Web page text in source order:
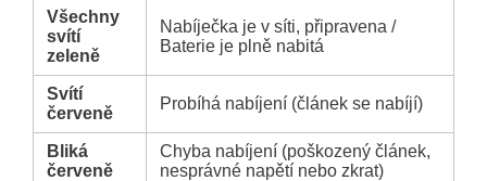
Všechny
svítí
zeleně
Nabíječka je v síti, připravena /
Baterie je plně nabitá
Svítí
červeně
Probíhá nabíjení (článek se nabíjí)
Bliká
červeně
Chyba nabíjení (poškozený článek,
nesprávné napětí nebo zkrat)